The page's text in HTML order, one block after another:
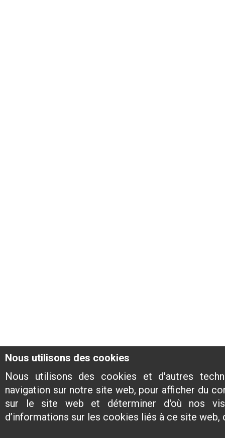
Nous utilisons des cookies
Nous utilisons des cookies et d'autres
navigation sur notre site web, pour afficher du
sur le site web et déterminer d'où nos
d’informations sur les cookies liés à ce site